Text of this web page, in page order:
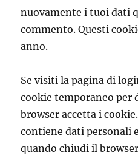
nuovamente i tuoi dati
commento. Questi
anno.
Se visiti la pagina di
cookie temporaneo per
browser accetta i
contiene dati personali
quando chiudi il